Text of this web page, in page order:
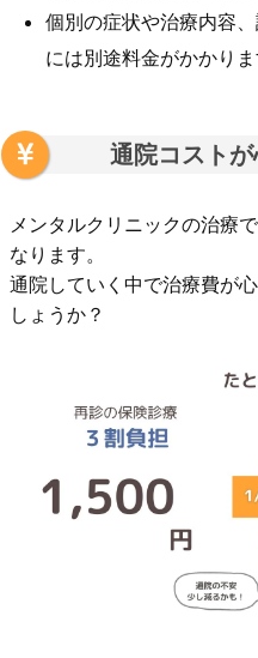
個別の症状や治療内容
には別途料金がかかり
通院コスト
メンタルクリニックの治療
なります。
通院していく中で治療費が
しょうか？